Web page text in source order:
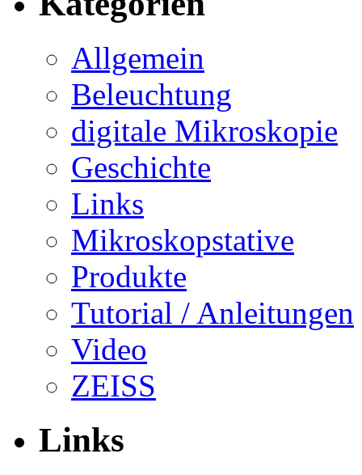
Allgemein
Beleuchtung
digitale Mikroskopie
Geschichte
Links
Mikroskopstative
Produkte
Tutorial / Anleitungen
Video
ZEISS
Links